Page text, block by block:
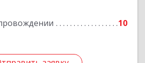
10